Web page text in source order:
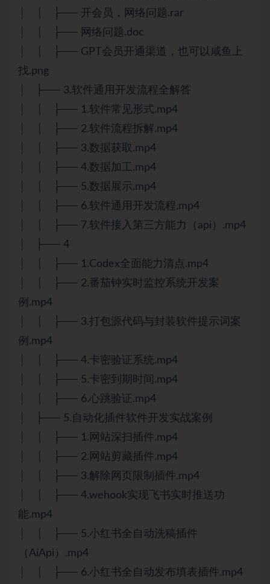
│ │ ├── 开会员，网络问题.rar
│ │ ├── 网络问题.doc
│ │ ├── GPT会员开通渠道，也可以咸鱼上
找.png
│ ├── 3.软件通用开发流程全解答
│ │ ├── 1.软件常见形式.mp4
│ │ ├── 2.软件流程拆解.mp4
│ │ ├── 3.数据获取.mp4
│ │ ├── 4.数据加工.mp4
│ │ ├── 5.数据展示.mp4
│ │ ├── 6.软件通用开发流程.mp4
│ │ ├── 7.软件接入第三方能力（api）.mp4
│ ├── 4
│ │ ├── 1.Codex全面能力清点.mp4
│ │ ├── 2.番茄钟实时监控系统开发案
例.mp4
│ │ ├── 3.打包源代码与封装软件提示词案
例.mp4
│ │ ├── 4.卡密验证系统.mp4
│ │ ├── 5.卡密到期时间.mp4
│ │ ├── 6.心跳验证.mp4
│ ├── 5.自动化插件软件开发实战案例
│ │ ├── 1.网站深扫插件.mp4
│ │ ├── 2.网站剪藏插件.mp4
│ │ ├── 3.解除网页限制插件.mp4
│ │ ├── 4.wehook实现飞书实时推送功
能.mp4
│ │ ├── 5.小红书全自动洗稿插件
（AiApi）.mp4
│ │ ├── 6.小红书全自动发布填表插件.mp4